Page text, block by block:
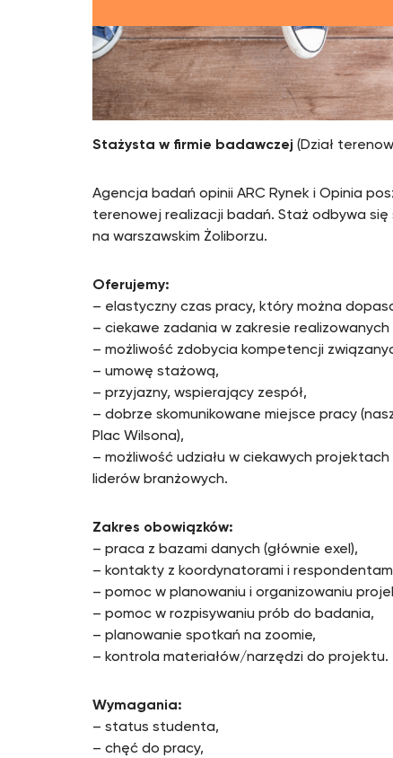
Stażysta w firmie badawczej (Dział
Agencja badań opinii ARC Rynek i Opinia
terenowej realizacji badań. Staż odbywa się
na warszawskim Żoliborzu.
Oferujemy:
– elastyczny czas pracy, który można
– ciekawe zadania w zakresie
– możliwość zdobycia kompetencji
– umowę stażową,
– przyjazny, wspierający zespół,
– dobrze skomunikowane miejsce pracy
Plac Wilsona),
– możliwość udziału w ciekawych
liderów branżowych.
Zakres obowiązków:
– praca z bazami danych (głównie exel),
– kontakty z koordynatorami i
– pomoc w planowaniu i organizowaniu
– pomoc w rozpisywaniu prób do badania,
– planowanie spotkań na zoomie,
– kontrola materiałów/narzędzi do projektu.
Wymagania:
– status studenta,
– chęć do pracy,